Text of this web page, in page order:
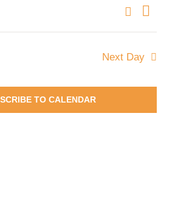
Events
Search
and
Search
Day
Next Day
TO CALENDAR